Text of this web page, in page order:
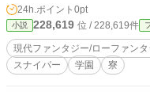
神童さえ見落とす怪異の「核」を、異常
条にその異質さを見出され、成瀬
受けるのは、選民意識の塊であ
る彼らが絶望に呑まれる時、少年は
詠唱も、奇跡もない。 放たれた
24h.ポイント 0pt
小説 228,619 位 / 228,619件
現代ファンタジー/ローファンタ
スナイパー
学園 寮